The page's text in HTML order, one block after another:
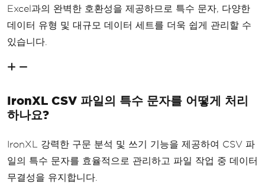
Excel과의 완벽한 호환성을 제공하므로 특수 문자, 다양한
데이터 유형 및 대규모 데이터 세트를 더욱 쉽게 관리할 수
있습니다.
IronXL CSV 파일의 특수 문자를 어떻게 처리
하나요?
IronXL 강력한 구문 분석 및 쓰기 기능을 제공하여 CSV 파
일의 특수 문자를 효율적으로 관리하고 파일 작업 중 데이터
무결성을 유지합니다.